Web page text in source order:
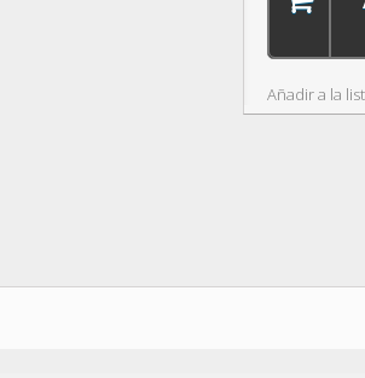
Añadir a la